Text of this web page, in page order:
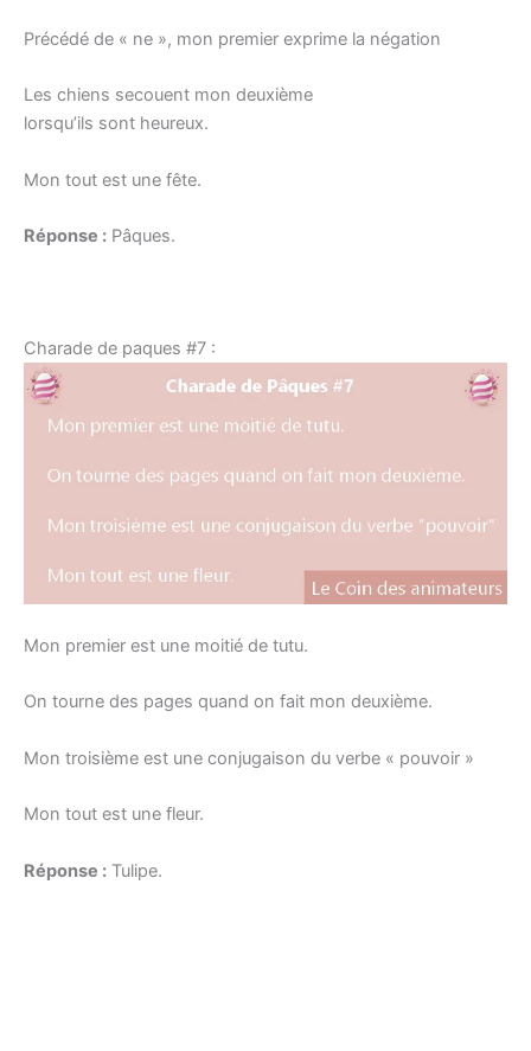
Précédé de « ne », mon premier exprime la négation
Les chiens secouent mon deuxième
lorsqu’ils sont heureux.
Mon tout est une fête.
Réponse : Pâques.
Charade de paques #7 :
Mon premier est une moitié de tutu.
On tourne des pages quand on fait mon deuxième.
Mon troisième est une conjugaison du verbe « pouvoir »
Mon tout est une fleur.
Réponse : Tulipe.